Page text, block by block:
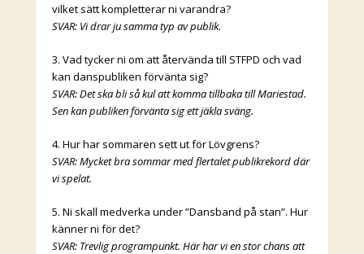
vilket sätt kompletterar ni varandra?
SVAR: Vi drar ju samma typ av publik.
3. Vad tycker ni om att återvända till STFPD och vad
kan danspubliken förvänta sig?
SVAR: Det ska bli så kul att komma tillbaka till Mariestad.
Sen kan publiken förvänta sig ett jäkla sväng.
4. Hur har sommaren sett ut för Lövgrens?
SVAR: Mycket bra sommar med flertalet publikrekord där
vi spelat.
5. Ni skall medverka under ”Dansband på stan”. Hur
känner ni för det?
SVAR: Trevlig programpunkt. Här har vi en stor chans att